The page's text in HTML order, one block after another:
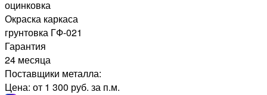
оцинковка
Окраска каркаса
грунтовка ГФ-021
Гарантия
24 месяца
Поставщики металла:
Цена: от 1 300 руб. за п.м.